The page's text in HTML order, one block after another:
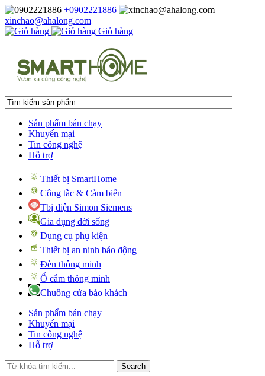
+0902221886
xinchao@ahalong.com
Giỏ hàng
Sản phẩm bán chạy
Khuyến mại
Tin công nghệ
Hỗ trợ
Thiết bị SmartHome
Công tắc & Cảm biến
Tbị điện Simon Siemens
Gia dụng đời sống
Dụng cụ phụ kiện
Thiết bị an ninh báo động
Đèn thông minh
Ổ cắm thông minh
Chuông cửa báo khách
Sản phẩm bán chạy
Khuyến mại
Tin công nghệ
Hỗ trợ
Search